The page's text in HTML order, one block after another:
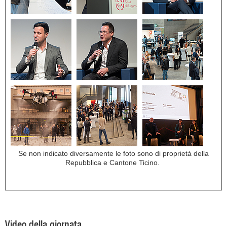
Se non indicato diversamente le foto sono di proprietà della
Repubblica e Cantone Ticino.